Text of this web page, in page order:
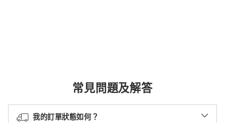
常見問題及解答
我的訂單狀態如何？